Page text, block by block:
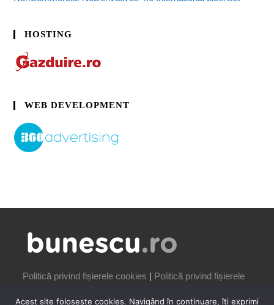
HOSTING
WEB DEVELOPMENT
Politică privind fișierele cookies | Politică privind fișierele
Acest site folosește cookies. Navigând în continuare, îți exprimi